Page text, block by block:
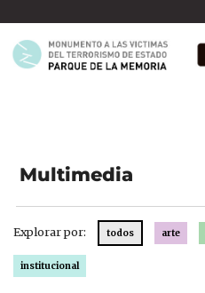
Multimedia
Explorar por: todos arte
institucional